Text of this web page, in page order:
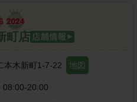
町店
本木新町1-7-22 地図
08:00-20:00